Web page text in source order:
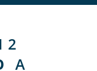
A